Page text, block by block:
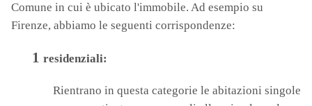
Comune in cui è ubicato l'immobile. Ad esempio su
Firenze, abbiamo le seguenti corrispondenze:
1 residenziali:
Rientrano in questa categorie le abitazioni singole